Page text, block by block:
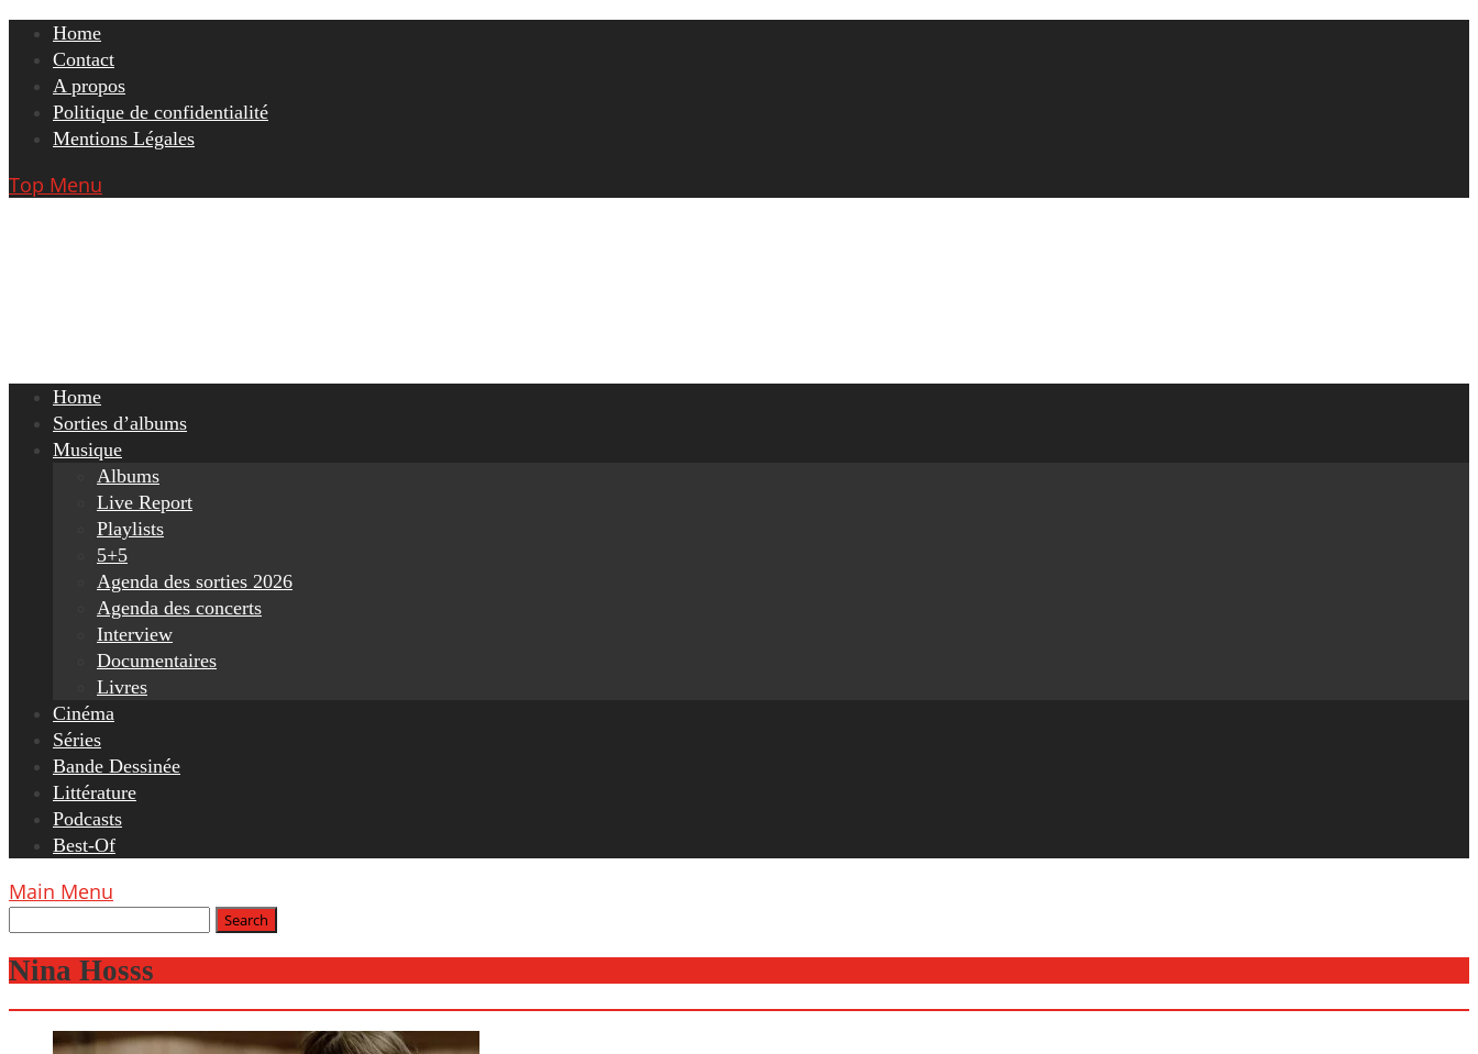
Skip
content
Home
Contact
A propos
Politique de confidentialité
Mentions Légales
Top Menu
Home
Sorties d’albums
Musique
Albums
Live Report
Playlists
5+5
Agenda des sorties 2026
Agenda des concerts
Interview
Documentaires
Livres
Cinéma
Séries
Bande Dessinée
Littérature
Podcasts
Best-Of
Main Menu
Nina Hosss